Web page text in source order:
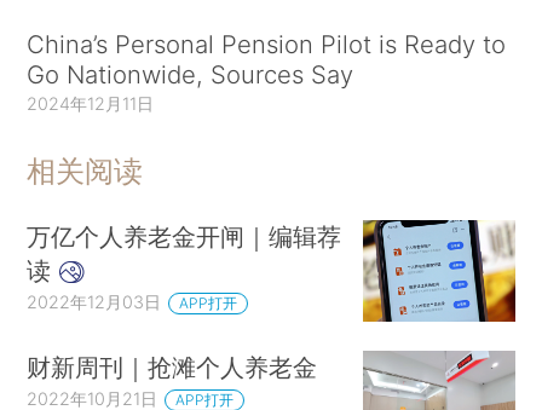
China’s Personal Pension Pilot is Ready to
Go Nationwide, Sources Say
2024年12月11日
相关阅读
万亿个人养老金开闸｜编辑荐
读
2022年12月03日 APP打开
财新周刊｜抢滩个人养老金
2022年10月21日 APP打开